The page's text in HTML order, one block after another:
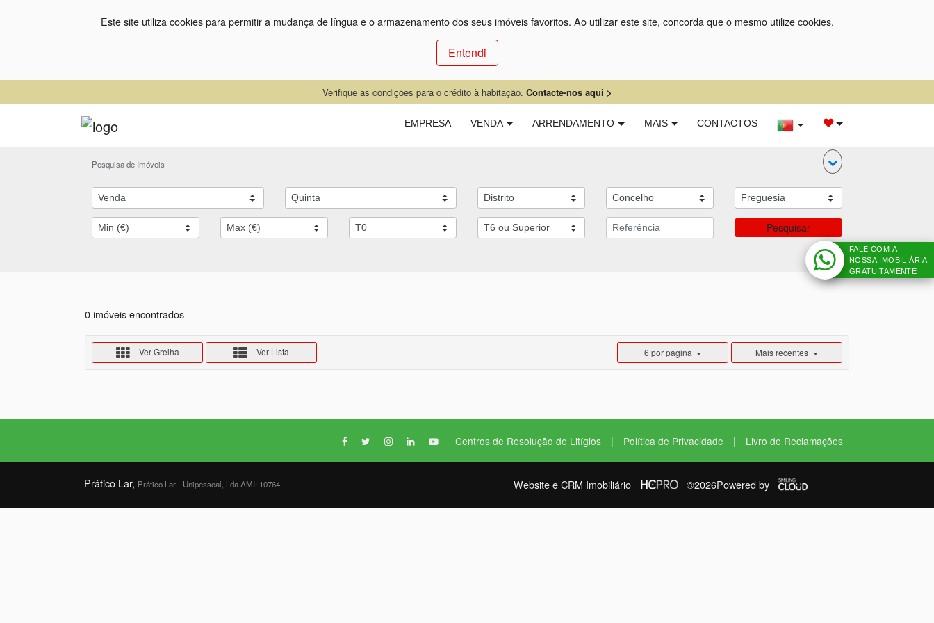
Este site utiliza cookies para permitir a mudança de língua e o armazenamento dos seus imóveis favoritos. Ao utilizar este site, concorda que o mesmo utilize cookies.
Entendi
Verifique as condições para o crédito à habitação. Contacte-nos aqui >
EMPRESA VENDA ARRENDAMENTO MAIS CONTACTOS
Pesquisa de Imóveis
Pesquisar
0 imóveis encontrados
Ver Grelha Ver Lista 6 por página Mais recentes
Centros de Resolução de Litígios | Política de Privacidade | Livro de Reclamações
Prático Lar, Prático Lar - Unipessoal, Lda AMI: 10764 Website e CRM Imobiliário ©2026Powered by
FALE COM A
NOSSA IMOBILIÁRIA
GRATUITAMENTE